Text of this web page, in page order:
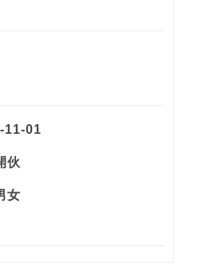
11-01
伙
女